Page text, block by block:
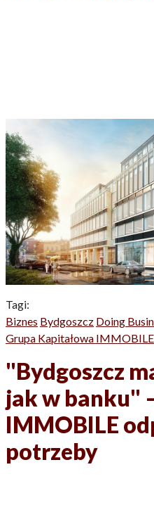
Tagi:
Biznes Bydgoszcz Doing
Grupa Kapitałowa IMMOBILE
"Bydgoszcz
jak w banku"
IMMOBILE
potrzeby